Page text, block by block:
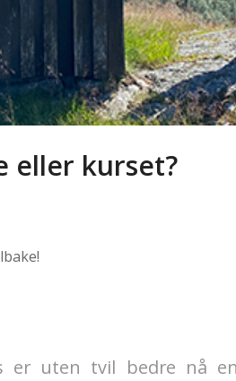
eller kurset?
er uten tvil bedre nå